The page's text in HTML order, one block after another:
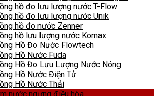
hồ đo lưu lượng nước T-Flow
hồ đo lưu lượng nước Unik
hồ đo nước Zenner
hồ lưu lượng nước Komax
Hồ Đo Nước Flowtech
Hồ Nước Fuda
Hồ Đo Lưu Lượng Nước Nóng
Hồ Nước Điện Tử
Hồ Nước Thải